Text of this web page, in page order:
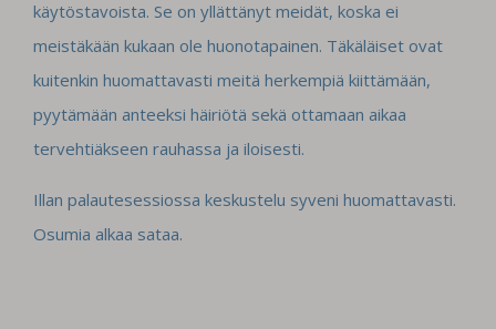
käytöstavoista. Se on yllättänyt meidät, koska ei
meistäkään kukaan ole huonotapainen. Täkäläiset ovat
kuitenkin huomattavasti meitä herkempiä kiittämään,
pyytämään anteeksi häiriötä sekä ottamaan aikaa
tervehtiäkseen rauhassa ja iloisesti.
Illan palautesessiossa keskustelu syveni huomattavasti.
Osumia alkaa sataa.